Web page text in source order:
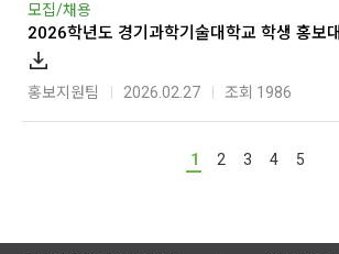
모집/채용
홍보지원팀 2026.02.27 조회 1986
1 2 3 4 5